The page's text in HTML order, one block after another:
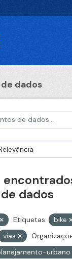
dados
dados
Etiquetas: bike
vias
urbano